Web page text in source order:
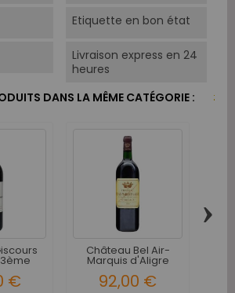
Etiquette en bon état
Livraison express en 24
heures
DANS LA MÊME CATÉGORIE :
€
Château Bel Air-
Marquis d'Aligre
Margaux...
92,00 €
›